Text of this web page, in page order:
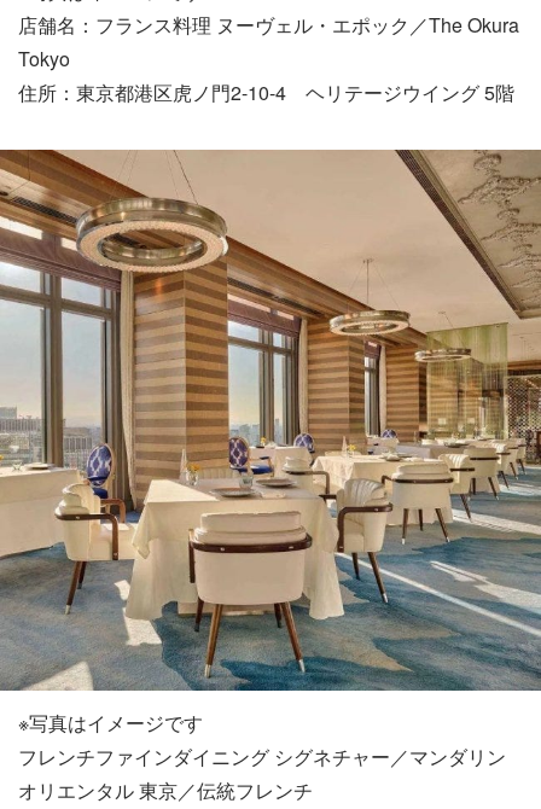
店舗名：フランス料理 ヌーヴェル・エポック／The Okura
Tokyo
住所：東京都港区虎ノ門2-10-4 ヘリテージウイング 5階
※写真はイメージです
フレンチファインダイニング シグネチャー／マンダリン
オリエンタル 東京／伝統フレンチ